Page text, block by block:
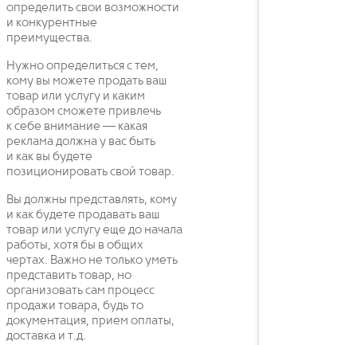
определить свои возможности
и конкурентные
преимущества.
Нужно определиться с тем,
кому вы можете продать ваш
товар или услугу и каким
образом сможете привлечь
к себе внимание — какая
реклама должна у вас быть
и как вы будете
позиционировать свой товар.
Вы должны представлять, кому
и как будете продавать ваш
товар или услугу еще до начала
работы, хотя бы в общих
чертах. Важно не только уметь
представить товар, но
организовать сам процесс
продажи товара, будь то
документация, прием оплаты,
доставка и т.д.